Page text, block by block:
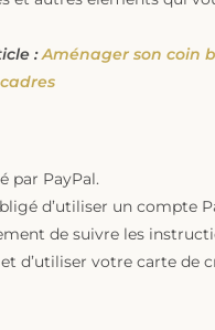
:Aménager son coin
par PayPal.
d’utiliser un compte
de suivre les
d’utiliser votre carte de